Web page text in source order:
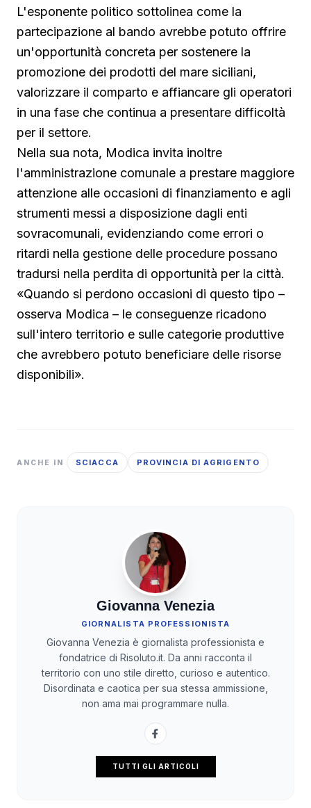
L'esponente politico sottolinea come la
partecipazione al bando avrebbe potuto offrire
un'opportunità concreta per sostenere la
promozione dei prodotti del mare siciliani,
valorizzare il comparto e affiancare gli operatori
in una fase che continua a presentare difficoltà
per il settore.
Nella sua nota, Modica invita inoltre
l'amministrazione comunale a prestare maggiore
attenzione alle occasioni di finanziamento e agli
strumenti messi a disposizione dagli enti
sovracomunali, evidenziando come errori o
ritardi nella gestione delle procedure possano
tradursi nella perdita di opportunità per la città.
«Quando si perdono occasioni di questo tipo –
osserva Modica – le conseguenze ricadono
sull'intero territorio e sulle categorie produttive
che avrebbero potuto beneficiare delle risorse
disponibili».
ANCHE IN SCIACCA PROVINCIA DI AGRIGENTO
Giovanna Venezia
GIORNALISTA PROFESSIONISTA
Giovanna Venezia è giornalista professionista e
fondatrice di Risoluto.it. Da anni racconta il
territorio con uno stile diretto, curioso e autentico.
Disordinata e caotica per sua stessa ammissione,
non ama mai programmare nulla.
TUTTI GLI ARTICOLI